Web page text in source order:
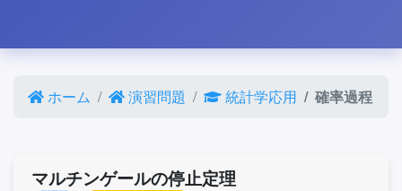
ホーム 演習問題 統計学応用 確率過程
マルチンゲールの停止定理